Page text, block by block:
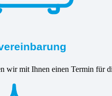
wir mit Ihnen einen Termin für